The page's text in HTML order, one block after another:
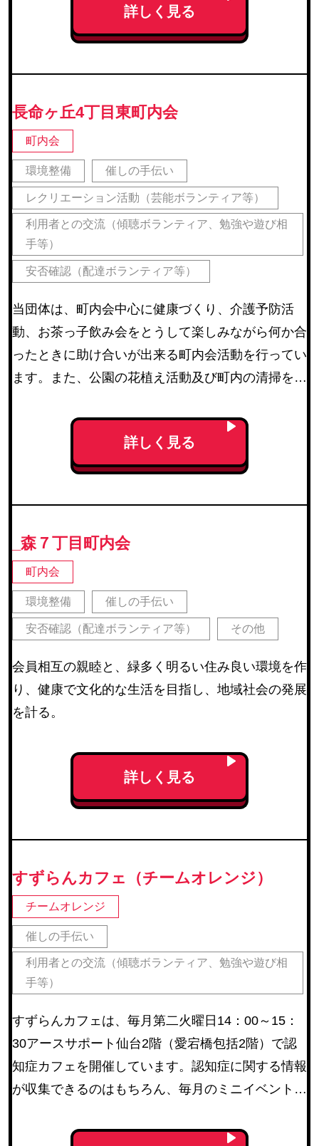
詳しく見る
長命ヶ丘4丁目東町内会
町内会
環境整備 催しの手伝い
レクリエーション活動（芸能ボランティア等）
利用者との交流（傾聴ボランティア、勉強や遊び相
手等）
安否確認（配達ボランティア等）
当団体は、町内会中心に健康づくり、介護予防活
動、お茶っ子飲み会をとうして楽しみながら何か合
ったときに助け合いが出来る町内会活動を行ってい
ます。また、公園の花植え活動及び町内の清掃を行
詳しく見る
_森７丁目町内会
町内会
環境整備 催しの手伝い
安否確認（配達ボランティア等） その他
会員相互の親睦と、緑多く明るい住み良い環境を作
り、健康で文化的な生活を目指し、地域社会の発展
を計る。
詳しく見る
すずらんカフェ（チームオレンジ）
チームオレンジ
催しの手伝い
利用者との交流（傾聴ボランティア、勉強や遊び相
手等）
すずらんカフェは、毎月第二火曜日14：00～15：
30アースサポート仙台2階（愛宕橋包括2階）で認
知症カフェを開催しています。認知症に関する情報
が収集できるのはもちろん、毎月のミニイベントも
参加する方も気兼ねなく楽しめるのが特徴です。